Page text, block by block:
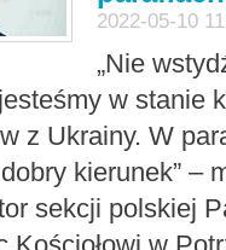
2022-05-10
„Nie
w stanie
z Ukrainy. W
kierunek” –
sekcji polskiej